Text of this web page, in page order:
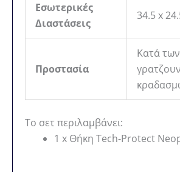
Εσωτερικές
Διαστάσεις
34.5 x
Προστασία
Κατά των
Το σετ περιλαμβάνει:
1 x Θήκη Tech-Protect